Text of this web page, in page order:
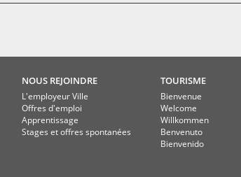
NOUS REJOINDRE
L'employeur Ville
Offres d'emploi
Apprentissage
Stages et offres spontanées
TOURISME
Bienvenue
Welcome
Willkommen
Benvenuto
Bienvenido